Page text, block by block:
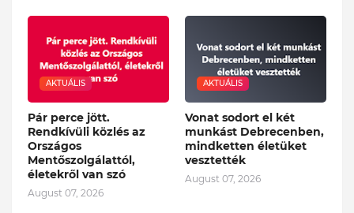
AKTUÁLIS
Pár perce jött.
Rendkívüli közlés az
Országos
Mentőszolgálattól,
életekről van szó
August 07, 2026
AKTUÁLIS
Vonat sodort el két
munkást Debrecenben,
mindketten életüket
vesztették
August 07, 2026